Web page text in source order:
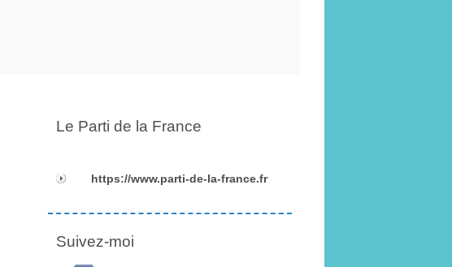
Le Parti de la France
https://www.parti-de-la-france.fr
Suivez-moi